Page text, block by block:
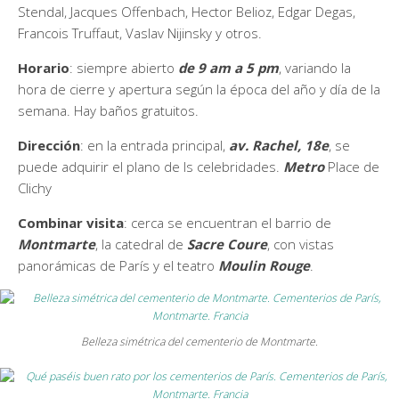
Stendal, Jacques Offenbach, Hector Belioz, Edgar Degas,
Francois Truffaut, Vaslav Nijinsky y otros.
Horario: siempre abierto de 9 am a 5 pm, variando la
hora de cierre y apertura según la época del año y día de la
semana. Hay baños gratuitos.
Dirección: en la entrada principal, av. Rachel, 18e, se
puede adquirir el plano de ls celebridades. MetroPlace de
Clichy
Combinar visita: cerca se encuentran el barrio de
Montmarte, la catedral de Sacre Coure, con vistas
panorámicas de París y el teatro Moulin Rouge.
Belleza simétrica del cementerio de Montmarte.